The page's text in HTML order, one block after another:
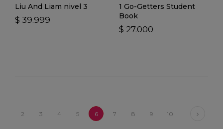
Liu And Liam nivel 3
$ 39.999
1 Go-Getters Student
Book
$ 27.000
2 3 4 5 6 7 8 9 10 Next